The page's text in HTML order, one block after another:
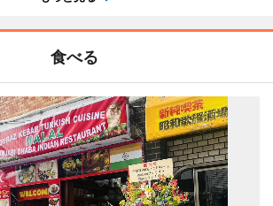
食べる